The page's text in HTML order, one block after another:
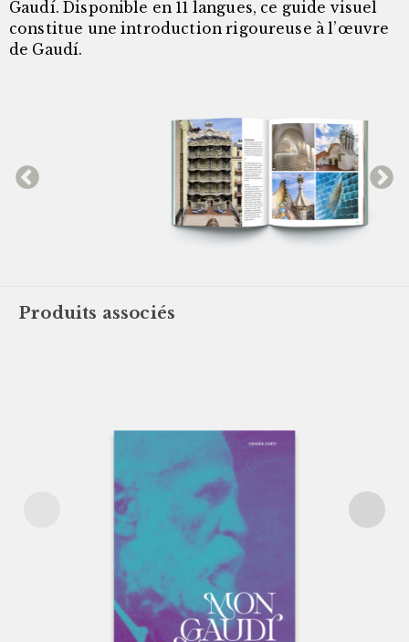
Gaudí. Disponible en 11 langues, ce guide visuel
constitue une introduction rigoureuse à l’œuvre
de Gaudí.
Produits associés